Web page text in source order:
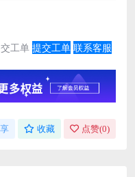
工单 提交工单 联系客服
收藏 点赞(0)